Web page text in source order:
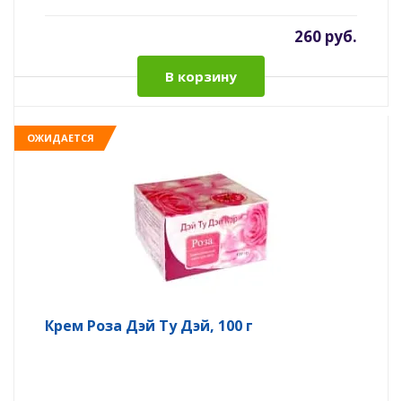
260 руб.
В корзину
ОЖИДАЕТСЯ
Крем Роза Дэй Ту Дэй, 100 г